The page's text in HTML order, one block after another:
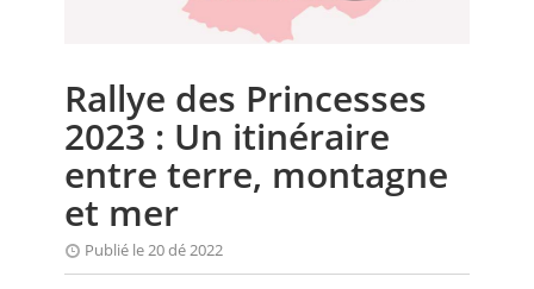
ANNUAIRES
PETITES ANNONCES
Rallye des Princesses
2023 : Un itinéraire
entre terre, montagne
et mer
Publié le 20 dé 2022